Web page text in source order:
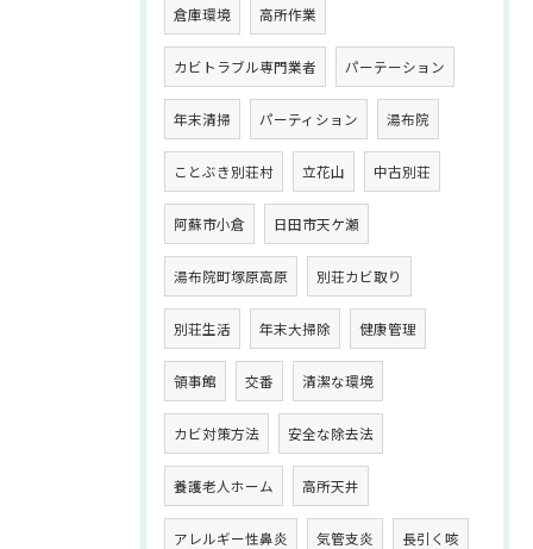
倉庫環境 高所作業
カビトラブル専門業者 パーテーション
年末清掃 パーティション 湯布院
ことぶき別荘村 立花山 中古別荘
阿蘇市小倉 日田市天ケ瀬
湯布院町塚原高原 別荘カビ取り
別荘生活 年末大掃除 健康管理
領事館 交番 清潔な環境
カビ対策方法 安全な除去法
養護老人ホーム 高所天井
アレルギー性鼻炎 気管支炎 長引く咳